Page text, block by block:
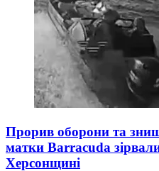
Прорив оборони та
матки Barracuda
Херсонщині